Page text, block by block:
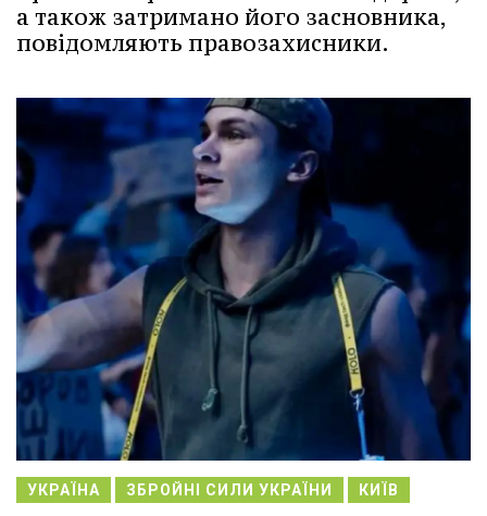
а також затримано його засновника,
повідомляють правозахисники.
УКРАЇНА ЗБРОЙНІ СИЛИ УКРАЇНИ КИЇВ